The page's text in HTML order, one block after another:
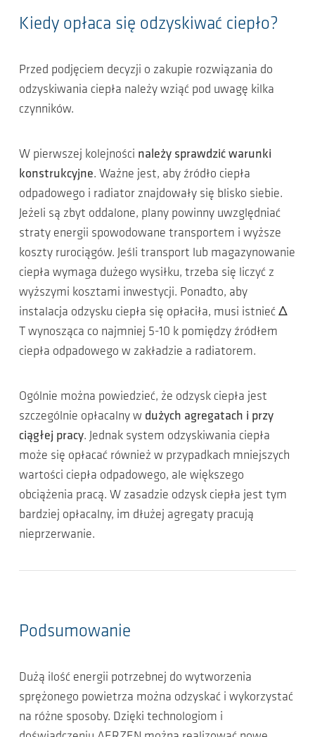
Kiedy opłaca się odzyskiwać ciepło?
Przed podjęciem decyzji o zakupie rozwiązania do
odzyskiwania ciepła należy wziąć pod uwagę kilka
czynników.
W pierwszej kolejności należy sprawdzić warunki
konstrukcyjne. Ważne jest, aby źródło ciepła
odpadowego i radiator znajdowały się blisko siebie.
Jeżeli są zbyt oddalone, plany powinny uwzględniać
straty energii spowodowane transportem i wyższe
koszty rurociągów. Jeśli transport lub magazynowanie
ciepła wymaga dużego wysiłku, trzeba się liczyć z
wyższymi kosztami inwestycji. Ponadto, aby
instalacja odzysku ciepła się opłaciła, musi istnieć Δ
T wynosząca co najmniej 5-10 k pomiędzy źródłem
ciepła odpadowego w zakładzie a radiatorem.
Ogólnie można powiedzieć, że odzysk ciepła jest
szczególnie opłacalny w dużych agregatach i przy
ciągłej pracy. Jednak system odzyskiwania ciepła
może się opłacać również w przypadkach mniejszych
wartości ciepła odpadowego, ale większego
obciążenia pracą. W zasadzie odzysk ciepła jest tym
bardziej opłacalny, im dłużej agregaty pracują
nieprzerwanie.
Podsumowanie
Dużą ilość energii potrzebnej do wytworzenia
sprężonego powietrza można odzyskać i wykorzystać
na różne sposoby. Dzięki technologiom i